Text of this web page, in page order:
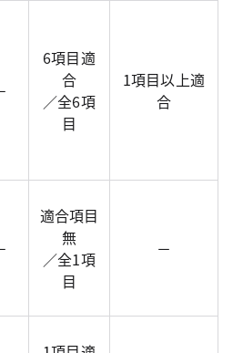
6項目適
合
／全6項
目
1項目以上適
合
適合項目
無
／全1項
目
－